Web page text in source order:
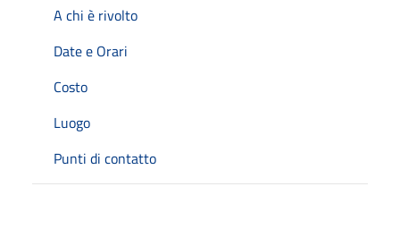
A chi è rivolto
Date e Orari
Costo
Luogo
Punti di contatto